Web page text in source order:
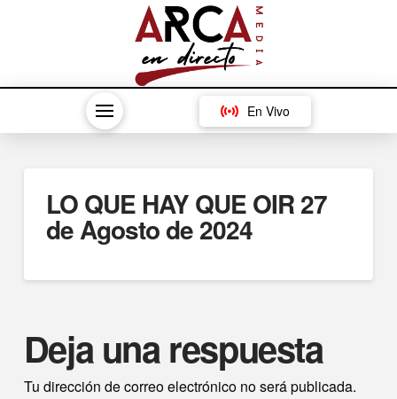
En Vivo
LO QUE HAY QUE OIR 27
de Agosto de 2024
Deja una respuesta
Tu dirección de correo electrónico no será publicada.